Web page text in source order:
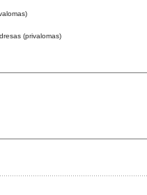
(privalomas)